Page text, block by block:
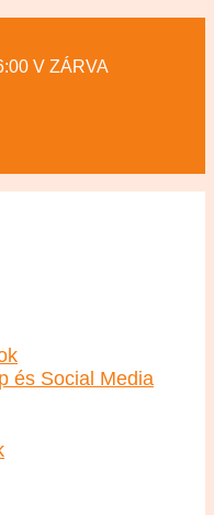
V ZÁRVA
és Social Media